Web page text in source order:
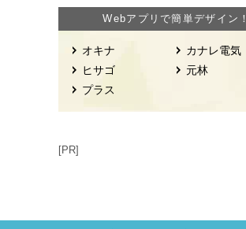
Webアプリで簡単デザイン！
オキナ
ヒサゴ
プラス
カナレ電気
元林
[PR]